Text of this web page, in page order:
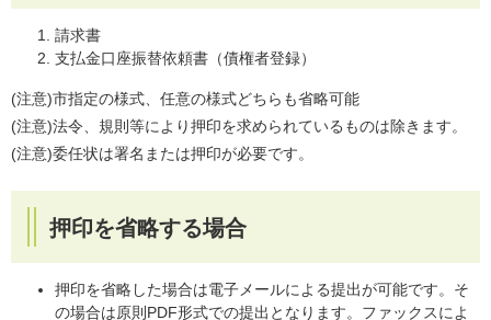
請求書
支払金口座振替依頼書（債権者登録）
(注意)市指定の様式、任意の様式どちらも省略可能
(注意)法令、規則等により押印を求められているものは除きます。
(注意)委任状は署名または押印が必要です。
押印を省略する場合
押印を省略した場合は電子メールによる提出が可能です。そ
の場合は原則PDF形式での提出となります。ファックスによ